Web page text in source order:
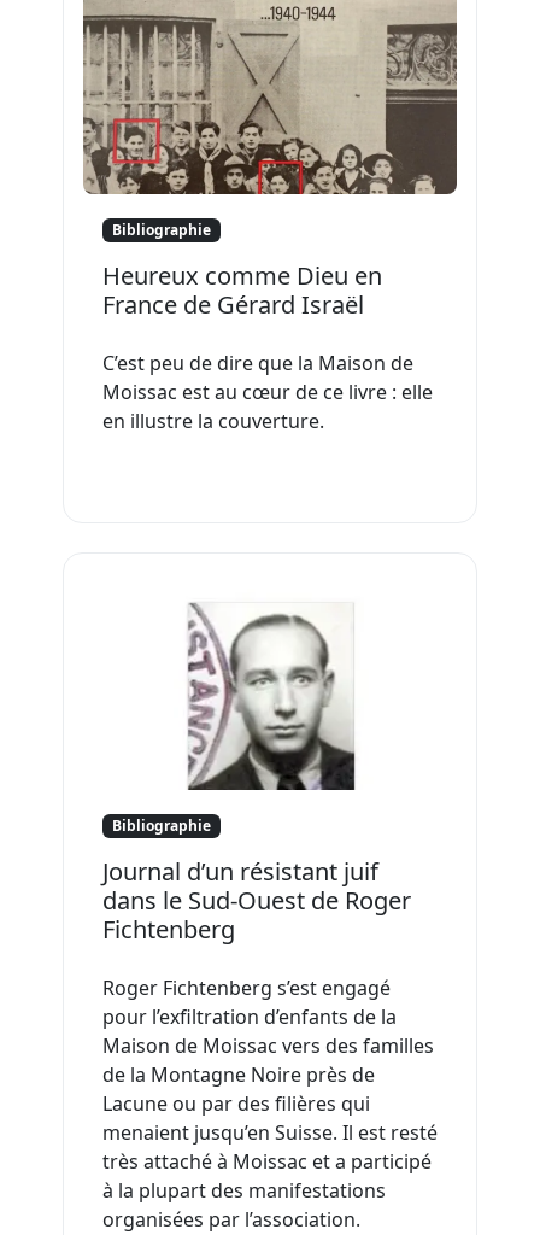
Bibliographie
Heureux comme Dieu en
France de Gérard Israël
C’est peu de dire que la Maison de
Moissac est au cœur de ce livre : elle
en illustre la couverture.
Bibliographie
Journal d’un résistant juif
dans le Sud-Ouest de Roger
Fichtenberg
Roger Fichtenberg s’est engagé
pour l’exfiltration d’enfants de la
Maison de Moissac vers des familles
de la Montagne Noire près de
Lacune ou par des filières qui
menaient jusqu’en Suisse. Il est resté
très attaché à Moissac et a participé
à la plupart des manifestations
organisées par l’association.